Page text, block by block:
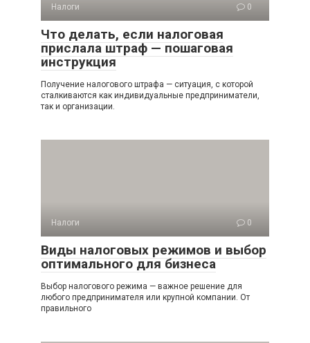
Налоги 0
Что делать, если налоговая
прислала штраф — пошаговая
инструкция
Получение налогового штрафа — ситуация, с которой
сталкиваются как индивидуальные предприниматели,
так и организации.
Налоги 0
Виды налоговых режимов и выбор
оптимального для бизнеса
Выбор налогового режима — важное решение для
любого предпринимателя или крупной компании. От
правильного